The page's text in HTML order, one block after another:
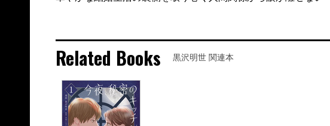
Related Books 黒沢明世 関連本